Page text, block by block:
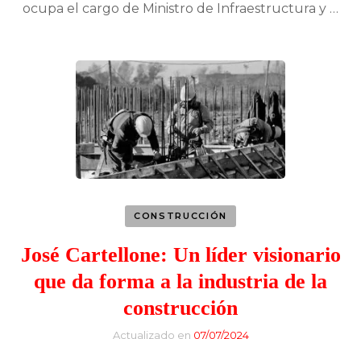
ocupa el cargo de Ministro de Infraestructura y …
CONSTRUCCIÓN
José Cartellone: Un líder visionario
que da forma a la industria de la
construcción
Actualizado en 07/07/2024